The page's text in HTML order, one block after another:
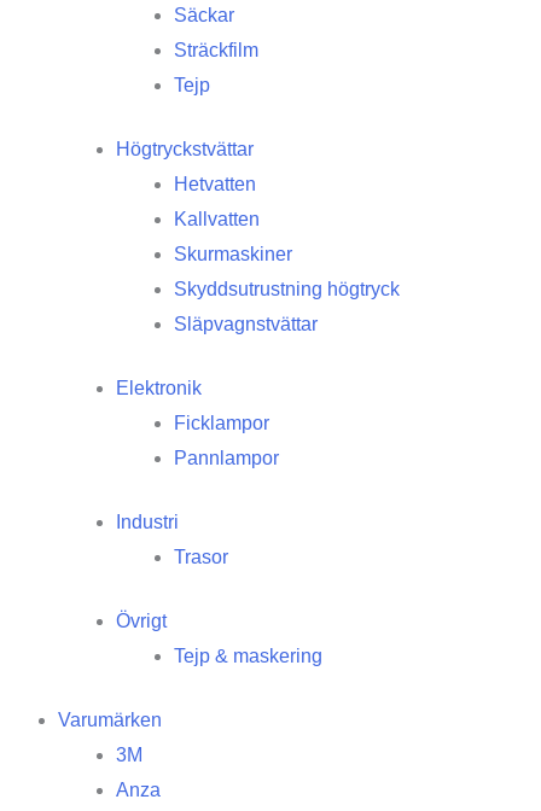
Säckar
Sträckfilm
Tejp
Högtryckstvättar
Hetvatten
Kallvatten
Skurmaskiner
Skyddsutrustning högtryck
Släpvagnstvättar
Elektronik
Ficklampor
Pannlampor
Industri
Trasor
Övrigt
Tejp & maskering
Varumärken
3M
Anza